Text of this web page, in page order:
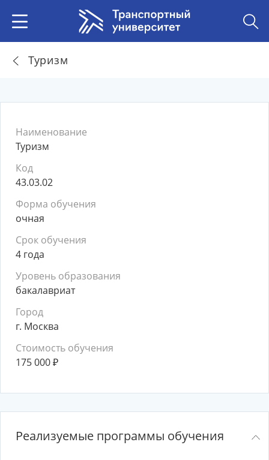
Туризм
Наименование
Туризм
Код
43.03.02
Форма обучения
очная
Срок обучения
4 года
Уровень образования
бакалавриат
Город
г. Москва
Стоимость обучения
175 000₽
Реализуемые программы обучения